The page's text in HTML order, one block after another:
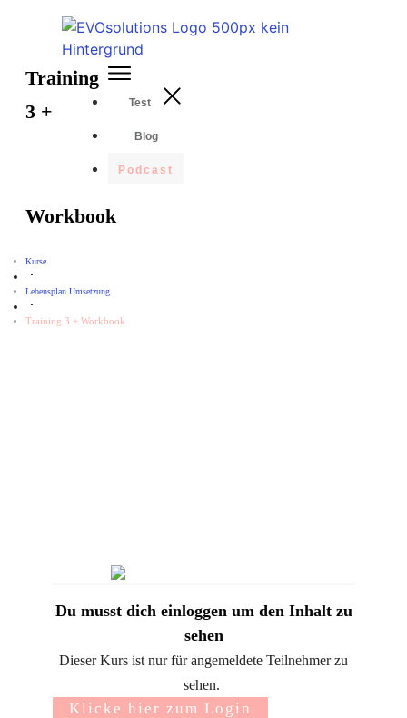
Test
Blog
Podcast
Training
3 +
Workbook
Kurse
Lebensplan Umsetzung
Training 3 + Workbook
Du musst dich einloggen um den Inhalt zu
sehen
Dieser Kurs ist nur für angemeldete Teilnehmer zu
sehen.
Klicke hier zum Login